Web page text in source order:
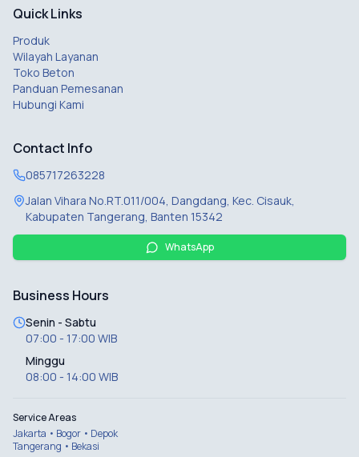
Quick Links
Produk
Wilayah Layanan
Toko Beton
Panduan Pemesanan
Hubungi Kami
Contact Info
085717263228
Jalan Vihara No.RT.011/004, Dangdang, Kec. Cisauk,
Kabupaten Tangerang, Banten 15342
WhatsApp
Business Hours
Senin - Sabtu
07:00 - 17:00 WIB
Minggu
08:00 - 14:00 WIB
Service Areas
Jakarta • Bogor • Depok
Tangerang • Bekasi